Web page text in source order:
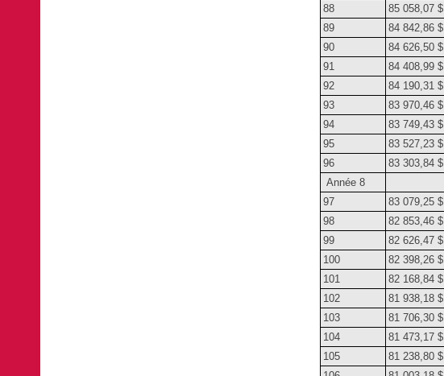
88
85 058,07 $
89
84 842,86 $
90
84 626,50 $
91
84 408,99 $
92
84 190,31 $
93
83 970,46 $
94
83 749,43 $
95
83 527,23 $
96
83 303,84 $
Année 8
97
83 079,25 $
98
82 853,46 $
99
82 626,47 $
100
82 398,26 $
101
82 168,84 $
102
81 938,18 $
103
81 706,30 $
104
81 473,17 $
105
81 238,80 $